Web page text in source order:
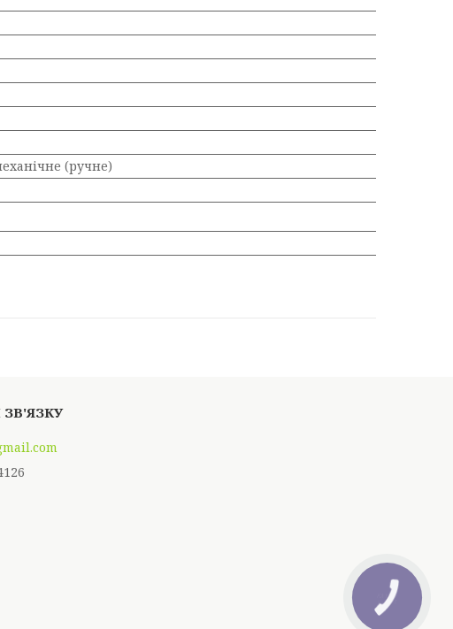
(ручне)
КНОПКА
ЗВ'ЯЗКУ